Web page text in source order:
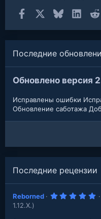
Facebook Bluesky
Последние
Обновлено версия
Исправлены ошибки
Обновление саботажа
Последние рецензии
Reborned
5
1.12.X.)